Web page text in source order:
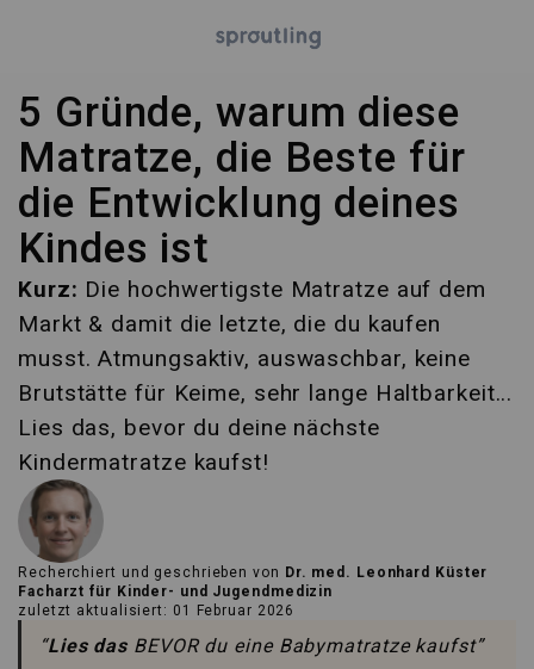
5 Gründe, warum diese
Matratze, die Beste für
die Entwicklung deines
Kindes ist
Kurz: Die hochwertigste Matratze auf dem
Markt & damit die letzte, die du kaufen
musst. Atmungsaktiv, auswaschbar, keine
Brutstätte für Keime, sehr lange Haltbarkeit...
Lies das, bevor du deine nächste
Kindermatratze kaufst!
Recherchiert und geschrieben von Dr. med. Leonhard Küster
Facharzt für Kinder- und Jugendmedizin
zuletzt aktualisiert: 01 Februar 2026
“Lies das BEVOR du eine Babymatratze kaufst”